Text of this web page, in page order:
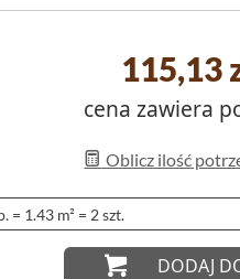
115,13
cena zawiera
Oblicz ilość
DODAJ